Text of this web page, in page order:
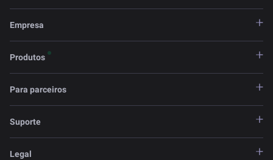
Empresa
Produtos
Para parceiros
Suporte
Legal